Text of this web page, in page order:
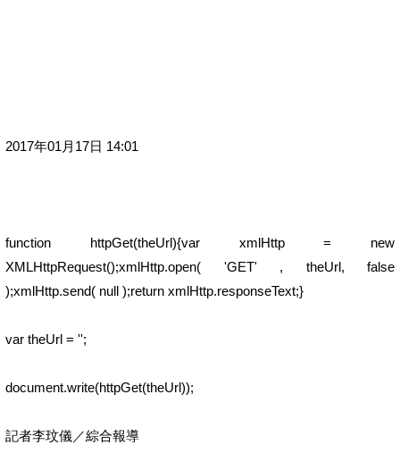
2017年01月17日 14:01
function httpGet(theUrl){var xmlHttp = new
XMLHttpRequest();xmlHttp.open( 'GET' , theUrl, false
);xmlHttp.send( null );return xmlHttp.responseText;}
var theUrl = '';
document.write(httpGet(theUrl));
記者李玟儀／綜合報導